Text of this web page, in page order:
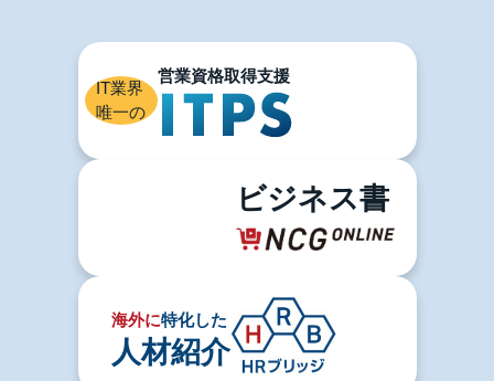
IT業界
唯一の
ビジネス書
海外に特化した
人材紹介